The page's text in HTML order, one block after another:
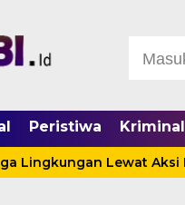
Peristiwa Kriminal
Lewat Aksi Nyata